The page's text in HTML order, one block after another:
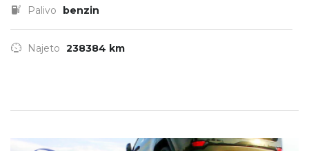
Palivo benzin
Najeto 238384 km